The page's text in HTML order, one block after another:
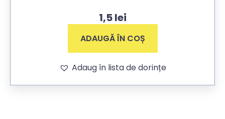
1,5lei
ADAUGĂ ÎN COȘ
Adaug în lista de dorințe